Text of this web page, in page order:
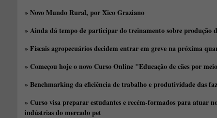
» Novo Mundo Rural, por Xico Graziano
» Ainda dá tempo de participar do treinamento sobre produção
» Fiscais agropecuários decidem entrar em greve na próxima
» Começou hoje o novo Curso Online "Educação de cães por
» Benchmarking da eficiência de trabalho e produtividade das
» Curso visa preparar estudantes e recém-formados para atuar
indústrias do mercado pet